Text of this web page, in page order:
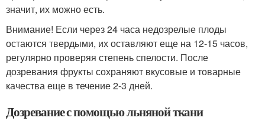
значит, их можно есть.
Внимание! Если через 24 часа недозрелые плоды
остаются твердыми, их оставляют еще на 12-15 часов,
регулярно проверяя степень спелости. После
дозревания фрукты сохраняют вкусовые и товарные
качества еще в течение 2-3 дней.
Дозревание с помощью льняной ткани